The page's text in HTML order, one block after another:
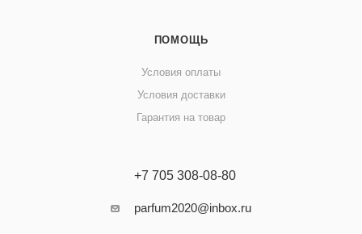
ПОМОЩЬ
Условия оплаты
Условия доставки
Гарантия на товар
+7 705 308-08-80
parfum2020@inbox.ru